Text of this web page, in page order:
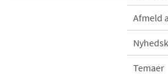
Afmeld
Temaer